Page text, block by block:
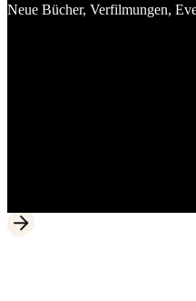
Neue Bücher, Verfilmungen,